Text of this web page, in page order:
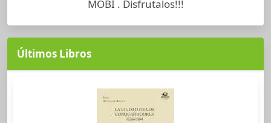
MOBI . Disfrutalos!!!
Últimos Libros